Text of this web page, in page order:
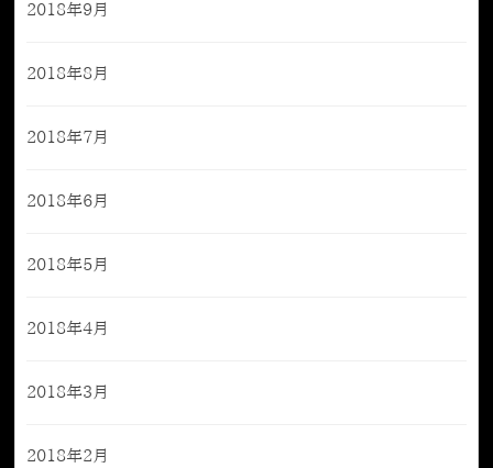
2018年9月
2018年8月
2018年7月
2018年6月
2018年5月
2018年4月
2018年3月
2018年2月